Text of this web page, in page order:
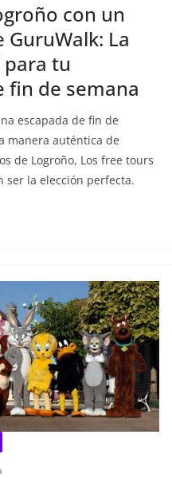
con un
GuruWalk: La
tu
fin de semana
escapada de fin de
manera auténtica de
de Logroño, Los free tours
ser la elección perfecta.